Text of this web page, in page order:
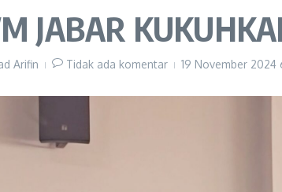
JABAR
Arifin Tidak ada komentar 19 November 2024